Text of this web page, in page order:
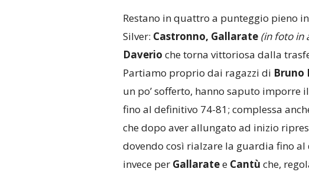
Restano in quattro a punteggio pieno
Silver: Castronno, Gallarate (in foto in
Daverio che torna vittoriosa dalla
Partiamo proprio dai ragazzi di Bruno
un po’ sofferto, hanno saputo
fino al definitivo 74-81; complessa
che dopo aver allungato ad inizio
dovendo così rialzare la guardia fino
invece per Gallaratee Cantù che,